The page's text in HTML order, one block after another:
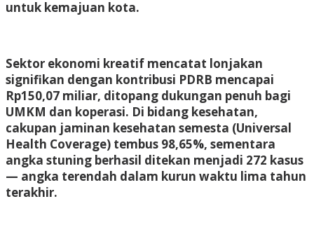
untuk kemajuan kota.
Sektor ekonomi kreatif mencatat lonjakan
signifikan dengan kontribusi PDRB mencapai
Rp150,07 miliar, ditopang dukungan penuh bagi
UMKM dan koperasi. Di bidang kesehatan,
cakupan jaminan kesehatan semesta (Universal
Health Coverage) tembus 98,65%, sementara
angka stuning berhasil ditekan menjadi 272 kasus
— angka terendah dalam kurun waktu lima tahun
terakhir.